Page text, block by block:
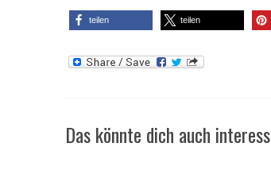
teilen teilen
Das könnte dich auch